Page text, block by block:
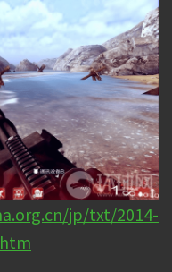
jp/txt/2014-